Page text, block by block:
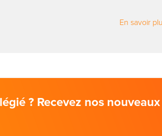
En savoir
? Recevez nos